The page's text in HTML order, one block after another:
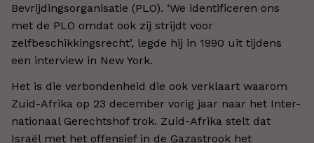
Bevrijdingsorganisatie (PLO). ‘We identificeren ons
met de PLO omdat ook zij strijdt voor
zelfbeschikkingsrecht’, legde hij in 1990 uit tijdens
een interview in New York.
Het is die verbondenheid die ook verklaart waarom
Zuid-Afrika op 23 december vorig jaar naar het Inter-
nationaal Gerechtshof trok. Zuid-Afrika stelt dat
Israël met het offensief in de Gazastrook het